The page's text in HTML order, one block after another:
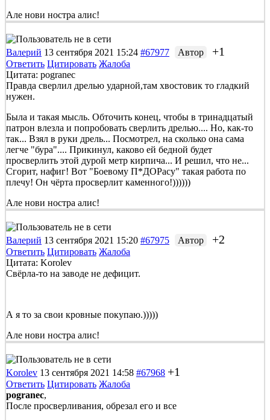
Але нови ностра алис!
Валерий 13 сентября 2021 15:24 #67977 Автор +1
Ответить Цитировать Жалоба
Цитата: pogranec
Правда сверлил дрелью ударной,там хвостовик то гладкий
нужен.
Была и такая мысль. Обточить конец, чтобы в тринадцатый
патрон влезла и попробовать сверлить дрелью.... Но, как-то
так... Взял в руки дрель... Посмотрел, на сколько она сама
легче "бура".... Прикинул, каково ей бедной будет
просверлить этой дурой метр кирпича... И решил, что не...
Сгорит, нафиг! Вот "Боевому П*ДОРасу" такая работа по
плечу! Он чёрта просверлит каменного!))))))
Але нови ностра алис!
Валерий 13 сентября 2021 15:20 #67975 Автор +2
Ответить Цитировать Жалоба
Цитата: Korolev
Свёрла-то на заводе не дефицит.
А я то за свои кровные покупаю.)))))
Але нови ностра алис!
Korolev 13 сентября 2021 14:58 #67968 +1
Ответить Цитировать Жалоба
pogranec,
После просверливания, обрезал его и все